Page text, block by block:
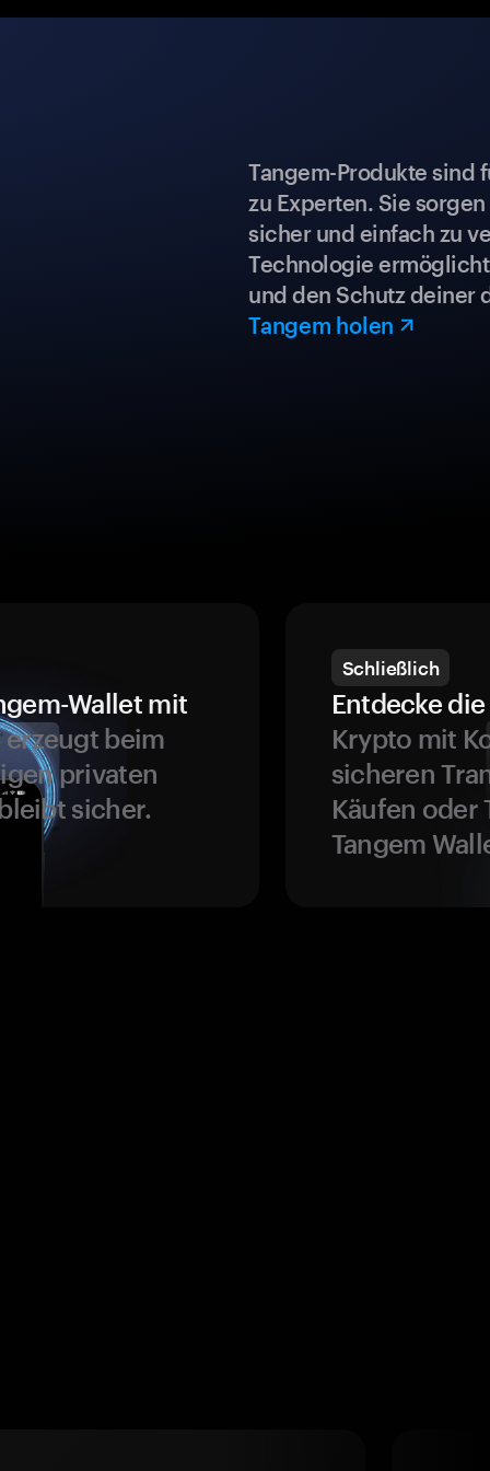
Tangem-Produkte sind
zu Experten. Sie
sicher und einfach zu
Technologie
und den Schutz deiner
Tangem holen
Wallet mit
beim
privaten
sicher.
Schließlich
Entdecke
Krypto mit
sicheren
Käufen oder
Tangem